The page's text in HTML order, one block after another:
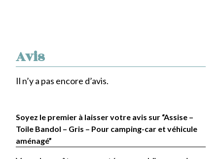
Avis
Il n’y a pas encore d’avis.
Soyez le premier à laisser votre avis sur “Assise –
Toile Bandol – Gris – Pour camping-car et véhicule
aménagé”